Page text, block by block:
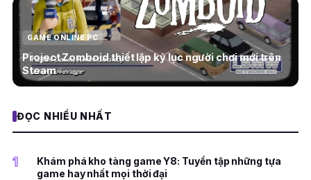
GAME ONLINE PC
Project Zomboid thiết lập kỷ lục người chơi mới trên
Steam
ĐỌC NHIỀU NHẤT
1
Khám phá kho tàng game Y8: Tuyển tập những tựa
game hay nhất mọi thời đại